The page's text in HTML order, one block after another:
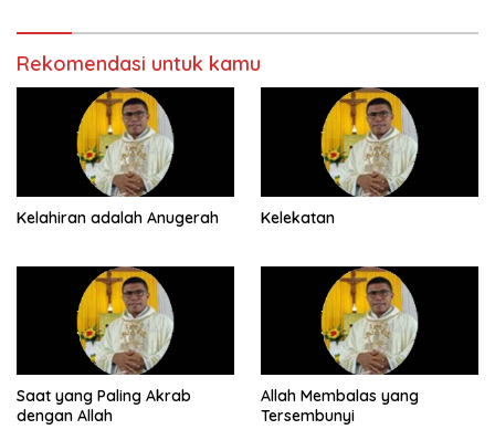
Rekomendasi untuk kamu
Kelahiran adalah Anugerah Kelekatan
Saat yang Paling Akrab
dengan Allah
Allah Membalas yang
Tersembunyi